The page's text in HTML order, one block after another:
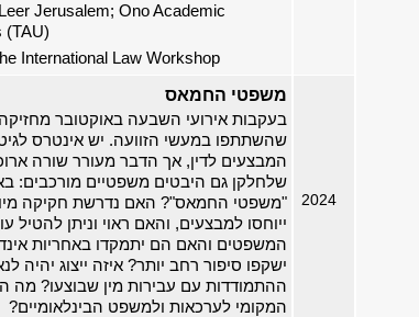
Jerusalem; Ono Academic
(TAU)
International Law Workshop
2024
משפטי החמאס
בעקבות אירועי השבעה באוקטובר
שהשתתפו במעשי הזוועה. יש אינטרס
המבצעים לדין, אך הדבר מעורר שורה
שלחלקן גם היבטים משפטיים מורכבים:
"משפטי החמאס"? האם נדרשת חקיקה
ייוחסו למבצעים, והאם ראוי וניתן להטיל
המשפטים והאם הם יתמקדו באחריות
ישקפו סיפור רחב יותר? איזה ייצוג יהיה
ההתמודדות עם עבירות מין שבוצעו? מה
המקומי לערכאות ולמשפט הבינלאומיים?